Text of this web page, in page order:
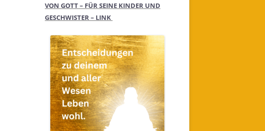
VON GOTT – FÜR SEINE KINDER UND
GESCHWISTER – LINK